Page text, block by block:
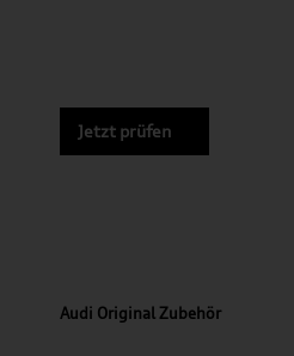
Jetzt prüfen
Audi Original Zubehör